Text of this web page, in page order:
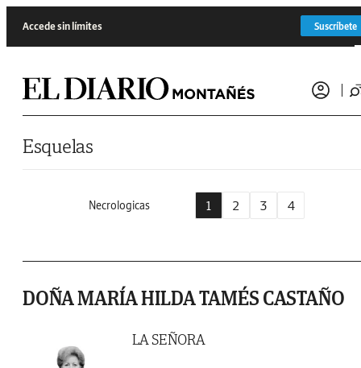
Accede sin límites Suscríbete
Esquelas
Necrologicas 1 2 3 4
DOÑA MARÍA HILDA TAMÉS CASTAÑO
LA SEÑORA